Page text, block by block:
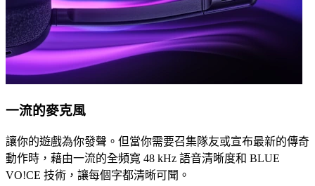
一流的麥克風
讓你的遊戲為你發聲。但當你需要召集隊友或宣布最新的傳奇
動作時，藉由一流的全頻寬 48 kHz 語音清晰度和 BLUE
VO!CE 技術，讓每個字都清晰可聞。